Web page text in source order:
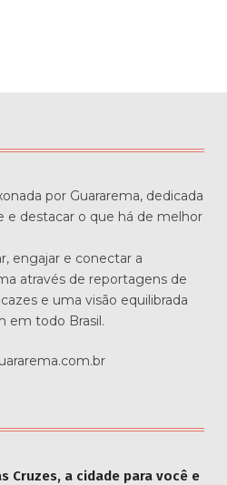
por Guararema, dedicada
e destacar o que há de melhor
engajar e conectar a
através de reportagens de
e uma visão equilibrada
em todo Brasil.
Cruzes, a cidade para você e